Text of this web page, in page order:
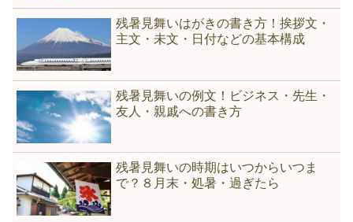
残暑見舞いはがきの書き方！挨拶文・
主文・未文・日付などの基本構成
残暑見舞いの例文！ビジネス・先生・
友人・親戚への書き方
残暑見舞いの時期はいつからいつま
で？８月末・処暑・過ぎたら